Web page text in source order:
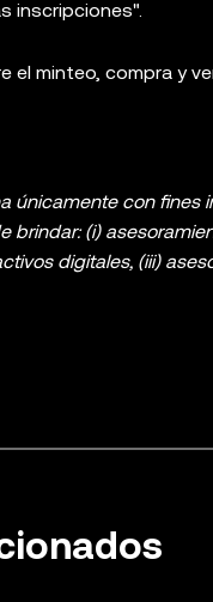
inscripciones".
el minteo, compra y
únicamente con
brindar: (i)
digitales, (iii)
y los NFT,